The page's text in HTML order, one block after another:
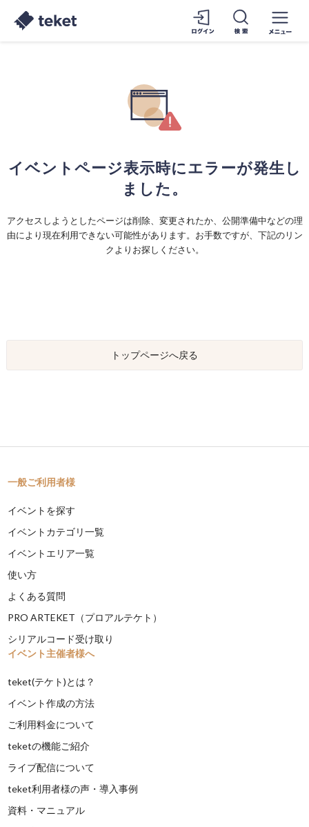
イベントページ表示時にエラーが発生し
ました。
アクセスしようとしたページは削除、変更されたか、公開準備中などの理
由により現在利用できない可能性があります。お手数ですが、下記のリン
クよりお探しください。
トップページへ戻る
一般ご利用者様
イベントを探す
イベントカテゴリ一覧
イベントエリア一覧
使い方
よくある質問
PRO ARTEKET（プロアルテケト）
シリアルコード受け取り
イベント主催者様へ
teket(テケト)とは？
イベント作成の方法
ご利用料金について
teketの機能ご紹介
ライブ配信について
teket利用者様の声・導入事例
資料・マニュアル